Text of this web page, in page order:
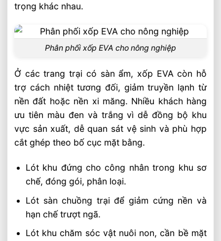
Thảm Thể Thao EVA 1mx1m Phân Phối
trọng khác nhau.
Phân phối xốp EVA cho nông nghiệp
Ở các trang trại có sàn ẩm, xốp EVA còn hỗ
trợ cách nhiệt tương đối, giảm truyền lạnh từ
nền đất hoặc nền xi măng. Nhiều khách hàng
ưu tiên màu đen và trắng vì dễ đồng bộ khu
vực sản xuất, dễ quan sát vệ sinh và phù hợp
cắt ghép theo bố cục mặt bằng.
Lót khu đứng cho công nhân trong khu sơ
chế, đóng gói, phân loại.
Lót sàn chuồng trại để giảm cứng nền và
hạn chế trượt ngã.
Lót khu chăm sóc vật nuôi non, cần bề mặt